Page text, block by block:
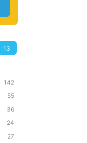
13
142
55
36
24
27